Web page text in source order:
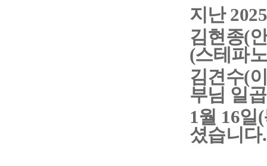
지난
김현종(
(스테파
김견수(
부님 일
1월 16일
셨습니다.